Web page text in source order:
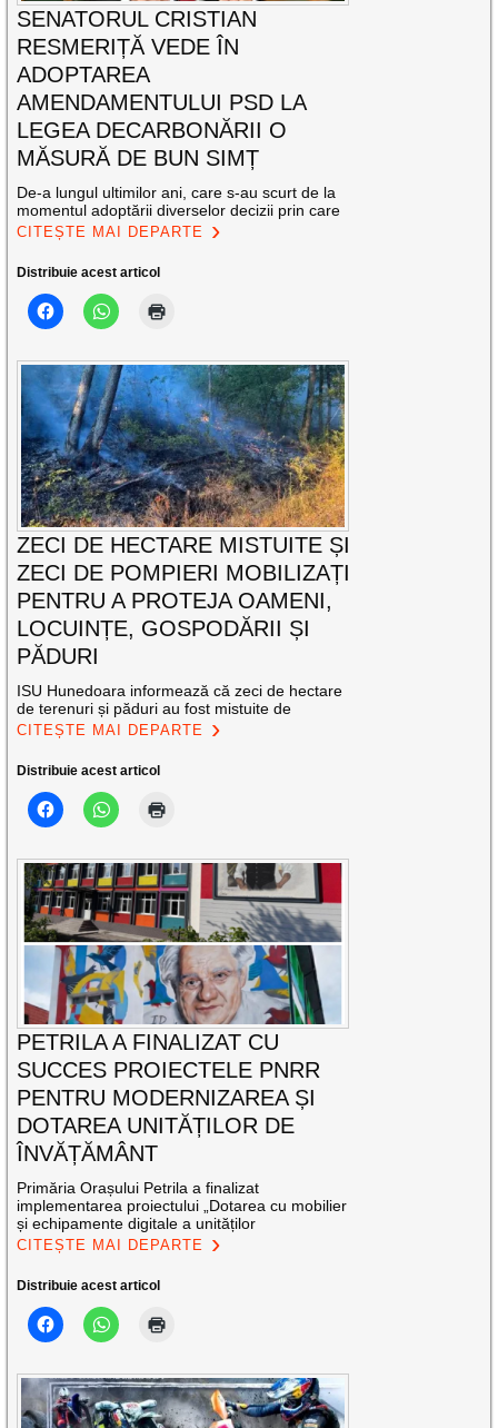
SENATORUL CRISTIAN
RESMERIȚĂ VEDE ÎN
ADOPTAREA
AMENDAMENTULUI PSD LA
LEGEA DECARBONĂRII O
MĂSURĂ DE BUN SIMȚ
De-a lungul ultimilor ani, care s-au scurt de la
momentul adoptării diverselor decizii prin care
CITEȘTE MAI DEPARTE
Distribuie acest articol
ZECI DE HECTARE MISTUITE ȘI
ZECI DE POMPIERI MOBILIZAȚI
PENTRU A PROTEJA OAMENI,
LOCUINȚE, GOSPODĂRII ȘI
PĂDURI
ISU Hunedoara informează că zeci de hectare
de terenuri și păduri au fost mistuite de
CITEȘTE MAI DEPARTE
Distribuie acest articol
PETRILA A FINALIZAT CU
SUCCES PROIECTELE PNRR
PENTRU MODERNIZAREA ȘI
DOTAREA UNITĂȚILOR DE
ÎNVĂȚĂMÂNT
Primăria Orașului Petrila a finalizat
implementarea proiectului „Dotarea cu mobilier
și echipamente digitale a unităților
CITEȘTE MAI DEPARTE
Distribuie acest articol